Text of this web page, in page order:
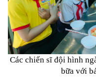
Các chiến sĩ đội hình
bữa với